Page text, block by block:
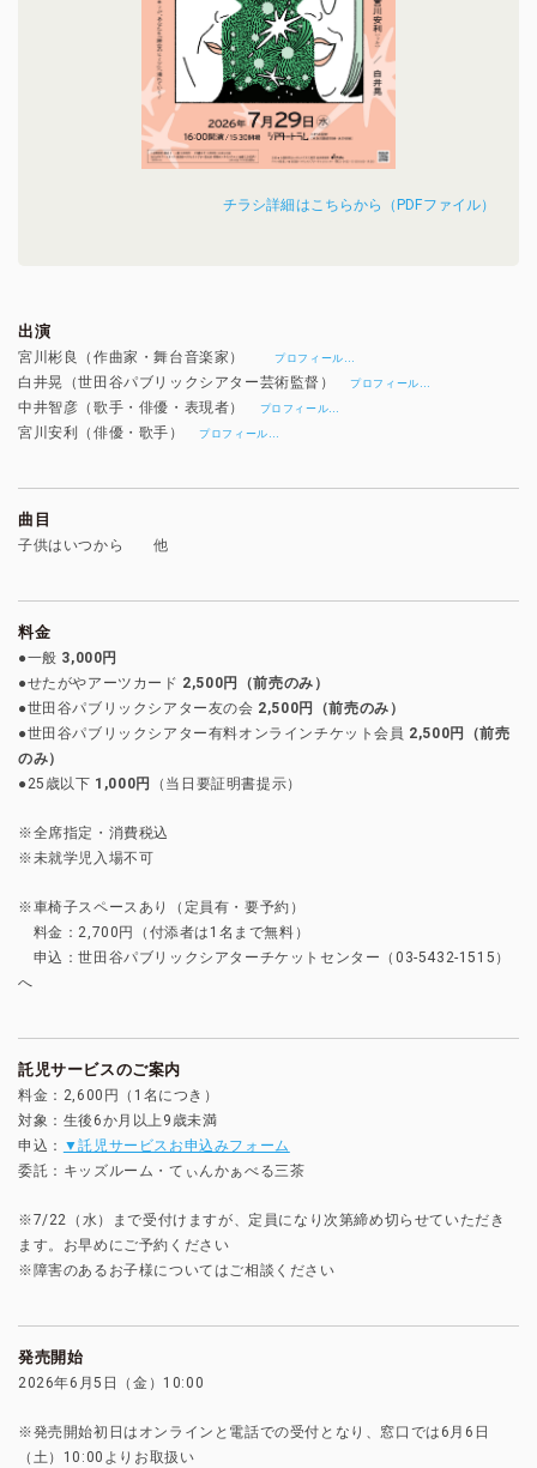
チラシ詳細はこちらから（PDFファイル）
出演
宮川彬良（作曲家・舞台音楽家）プロフィール
白井晃（世田谷パブリックシアター芸術監督）プロフィール
中井智彦（歌手・俳優・表現者）
プロフィール
宮川安利（俳優・歌手）プロフィール
曲目
子供はいつから 他
料金
●一般 3,000円
●せたがやアーツカード 2,500円（前売のみ）
●世田谷パブリックシアター友の会 2,500円（前売のみ）
●世田谷パブリックシアター有料オンラインチケット会員 2,500円（前売
のみ）
●25歳以下 1,000円 （当日要証明書提示）
※全席指定・消費税込
※未就学児入場不可
※車椅子スペースあり（定員有・要予約）
料金：2,700円（付添者は1名まで無料）
申込：世田谷パブリックシアターチケットセンター（03-5432-1515）
へ
託児サービスのご案内
料金：2,600円（1名につき）
対象：生後6か月以上9歳未満
申込： ▼託児サービスお申込みフォーム
委託：キッズルーム・てぃんかぁべる三茶
※7/22（水）まで受付けますが、定員になり次第締め切らせていただき
ます。お早めにご予約ください
※障害のあるお子様についてはご相談ください
発売開始
2026年6月5日（金）10:00
※発売開始初日はオンラインと電話での受付となり、窓口では6月6日
（土）10:00よりお取扱い